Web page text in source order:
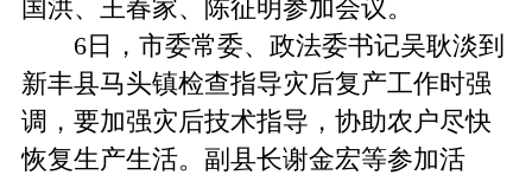
国洪、王春家、陈征明参加会议。
6日，市委常委、政法委书记吴耿淡到
新丰县马头镇检查指导灾后复产工作时强
调，要加强灾后技术指导，协助农户尽快
恢复生产生活。副县长谢金宏等参加活